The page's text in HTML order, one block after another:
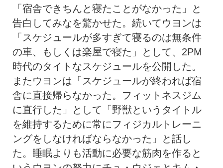
「宿舎できちんと寝たことがなかった」と
告白してみなを驚かせた。続いてウヨンは
「スケジュールが多すぎて寝るのは無条件
の車、もしくは楽屋で寝た」として、2PM
時代のタイトなスケジュールを公開した。
またウヨンは「スケジュールが終われば宿
舎に直接帰らなかった。フィットネスジム
に直行した」として「野獣というタイトル
を維持するために常にフィジカルトレーニ
ングをしなければならなかった」と話し
た。睡眠よりも活動に必要な筋肉を作ると